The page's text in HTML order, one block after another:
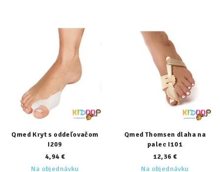
Qmed Kryt s oddeľovačom
I209
4,94 €
Na objednávku
Qmed Thomsen dlaha na
palec I101
12,36 €
Na objednávku